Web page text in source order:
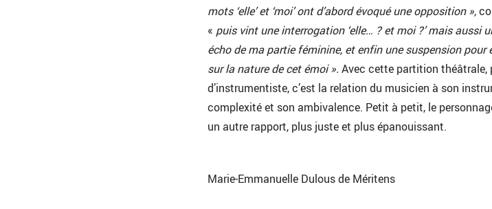
mots ‘elle’ et ‘moi’ ont d’abord évoqué une opposition »,
« puis vint une interrogation ‘elle… ? et moi ?’ mais aussi
écho de ma partie féminine, et enfin une suspension pour
sur la nature de cet émoi ». Avec cette partition théâtrale,
d’instrumentiste, c’est la relation du musicien à son
complexité et son ambivalence. Petit à petit, le
un autre rapport, plus juste et plus épanouissant.
Marie-Emmanuelle Dulous de Méritens